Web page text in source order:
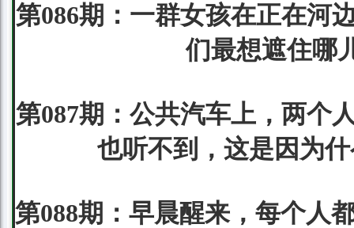
第086期：一群女孩在正在河
们最想遮住哪
第087期：公共汽车上，两个
也听不到，这是因为
第088期：早晨醒来，每个人